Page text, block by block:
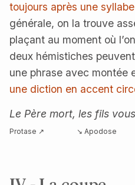
toujours après une
générale, on la trouve
plaçant au moment où
deux hémistiches
une phrase avec montée
une diction en accent
Le Père mort, les fils
Protase ↗ ↘ Apodose